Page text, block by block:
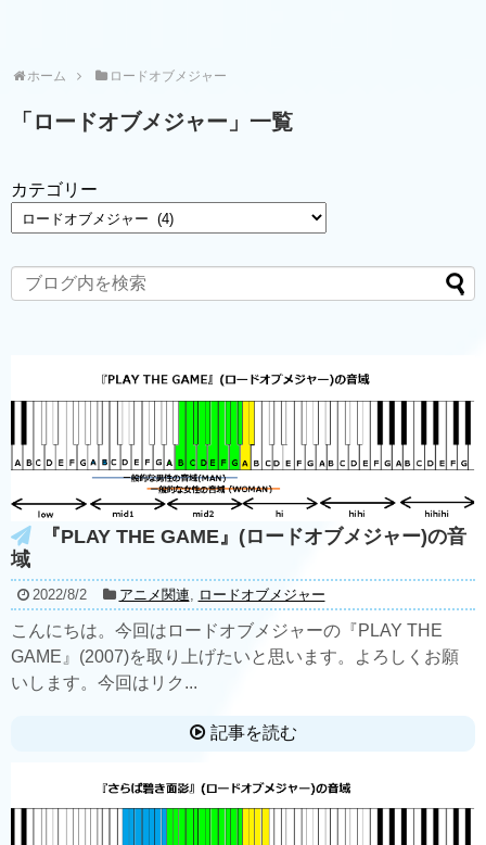
ホーム ロードオブメジャー
「 ロードオブメジャー 」 一覧
カテゴリー
『PLAY THE GAME』(ロードオブメジャー)の音
域
2022/8/2 アニメ関連, ロードオブメジャー
こんにちは。今回はロードオブメジャーの『PLAY THE
GAME』(2007)を取り上げたいと思います。よろしくお願
いします。今回はリク...
記事を読む